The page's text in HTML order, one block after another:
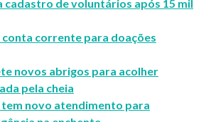
de voluntários após 15 mil
corrente para doações
novos abrigos para acolher
pela cheia
novo atendimento para